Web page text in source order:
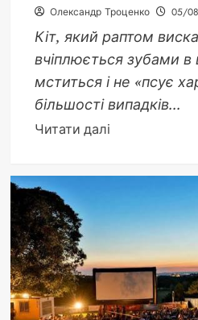
Олександр Троценко 05/
Кіт, який раптом
вчіплюється зубами
мститься і не «псує
більшості випадків...
Читати даліДокладніше
кусає
за
ноги:
деталях